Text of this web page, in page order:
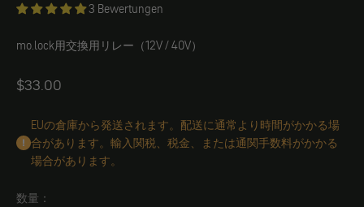
3 Bewertungen
mo.lock用交換用リレー（12V / 40V）
Angebot
$33.00
EUの倉庫から発送されます。配送に通常より時間がかかる場
合があります。輸入関税、税金、または通関手数料がかかる
場合があります。
数量：